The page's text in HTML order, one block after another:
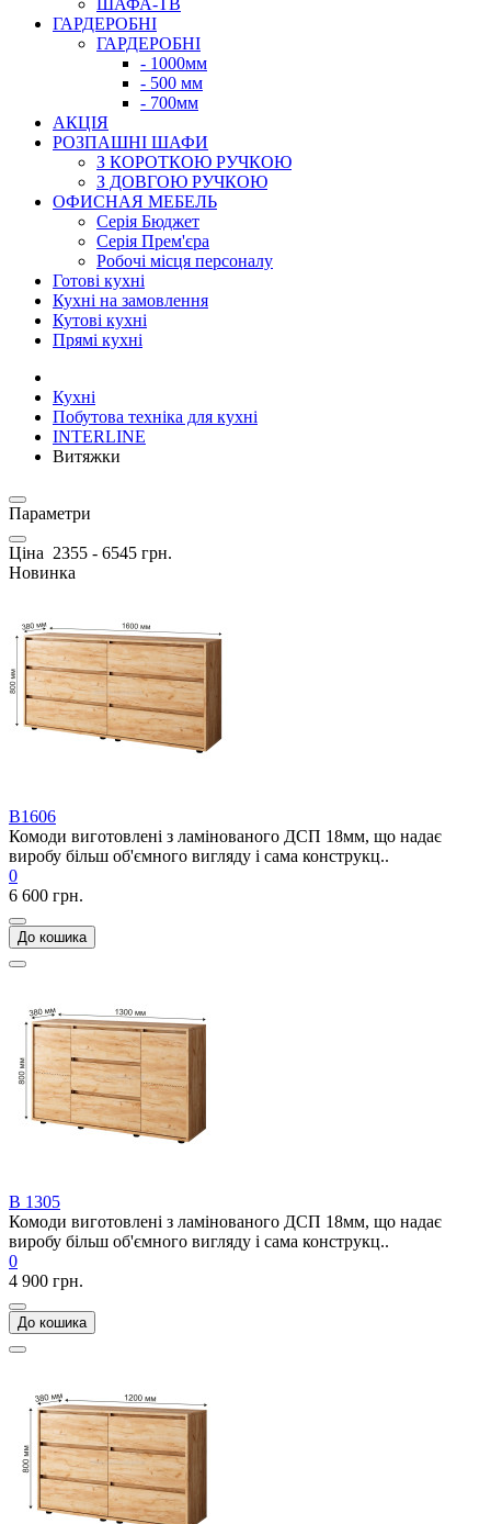
ШАФА-ТВ
ГАРДЕРОБНІ
ГАРДЕРОБНІ
- 1000мм
- 500 мм
- 700мм
АКЦІЯ
РОЗПАШНІ ШАФИ
З КОРОТКОЮ РУЧКОЮ
З ДОВГОЮ РУЧКОЮ
ОФИСНАЯ МЕБЕЛЬ
Серія Бюджет
Серія Прем'єра
Робочі місця персоналу
Готові кухні
Кухні на замовлення
Кутові кухні
Прямі кухні
Кухні
Побутова техніка для кухні
INTERLINE
Витяжки
Параметри
Ціна 2355 - 6545 грн.
Новинка
В1606
Комоди виготовлені з ламінованого ДСП 18мм, що надає
виробу більш об'ємного вигляду і сама конструкц..
0
6 600 грн.
До кошика
В 1305
Комоди виготовлені з ламінованого ДСП 18мм, що надає
виробу більш об'ємного вигляду і сама конструкц..
0
4 900 грн.
До кошика